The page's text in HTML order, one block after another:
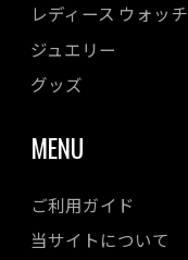
レディース ウォッチ
ジュエリー
グッズ
MENU
ご利用ガイド
当サイトについて